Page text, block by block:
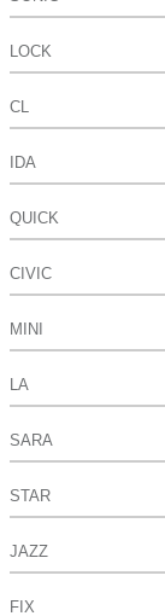
LOCK
CL
IDA
QUICK
CIVIC
MINI
LA
SARA
STAR
JAZZ
FIX